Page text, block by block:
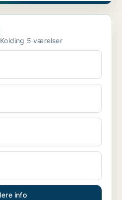
Lejlighed til salg i 6000 Kolding 5 værelser
info